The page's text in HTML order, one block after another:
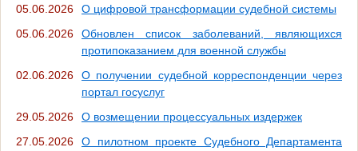
05.06.2026
О цифровой трансформации судебной системы
05.06.2026
Обновлен список заболеваний, являющихся
протипоказанием для военной службы
02.06.2026
О получении судебной корреспонденции через
портал госуслуг
29.05.2026
О возмещении процессуальных издержек
27.05.2026
О пилотном проекте Судебного Департамента